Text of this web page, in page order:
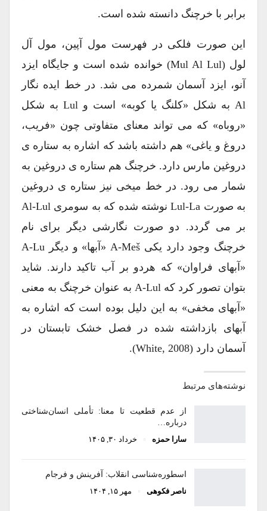
برابر با خرچنگ دانسته شده است.
این صورت فلکی در فهرست مول آپین، مول آل
لول (Mul Al Lul) خوانده شده است و جایگاه ایزد
آنو، ایزد آسمان شمرده می شد. در خط ایده نگار
Al به شکل «کلنگ یا کوبه» است و Lul به شکل
«روباه» که می تواند معنای متفاوتی چون «فریب،
دروغ و یاغی» هم داشته باشد که اشاره به ستاره ی
دروغین مارس دارد. خرچنگ هم ستاره ی دروغین به
شمار می رود. در خط میخی نیز ستاره ی دروغین
به صورت Lul-La نوشته شده که به سومری Al-Lul
بر می گردد. دو صورت نگارشی دیگر برای نام
خرچنگ وجود دارد یکی A-Meš «آبها» و دیگر A-Lu
«آبهای فراوان» که هردو بر آب تاکید دارند. شاید
بتوان تصور کرد که A-Lul به عنوان خرچنگ به معنی
«آبهای مخفی» به این دلیل بوده است که اشاره به
آبهای بازداشته شده در فصل خشک تابستان در
آسمان دارد (White, 2008).
نوشته‌های مرتبط
از عدم قطعیت تا معنا: تأملی انسان‌شناختی
درباره…
سارا حمزه
خرداد ۳۰, ۱۴۰۵
اسطوره‌شناسی انقلاب: آفرینش و فرجام
ناصر فکوهی
مهر ۱۵, ۱۴۰۴